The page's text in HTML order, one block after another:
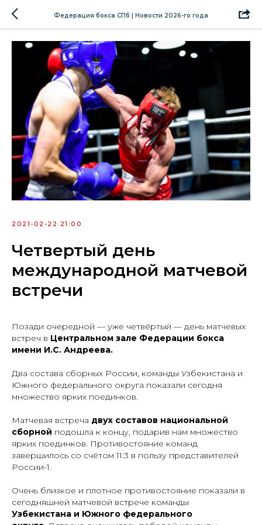
Федерация бокса СПб | Новости 2026-го года
2021-02-22 21:00
Четвертый день
международной матчевой
встречи
Позади очередной — уже четвёртый — день матчевых
встреч в Центральном зале Федерации бокса
имени И.С. Андреева.
Два состава сборных России, команды Узбекистана и
Южного федерального округа показали сегодня
множество ярких поединков.
Матчевая встреча двух составов национальной
сборной подошла к концу, подарив нам множество
ярких поединков. Противостояние команд
завершилось со счётом 11:3 в пользу представителей
России-1.
Очень близкое и плотное противостояние показали в
сегодняшней матчевой встрече команды
Узбекистана и Южного федерального